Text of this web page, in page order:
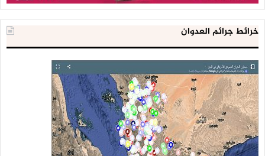
خرائط جرائم العدوان